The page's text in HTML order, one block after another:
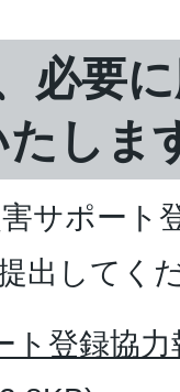
必要
しま
サポート
出してく
ト登録協